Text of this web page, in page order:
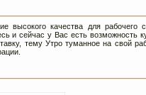
высокого качества для рабочего
и сейчас у Вас есть возможность
тему Утро туманное на свой